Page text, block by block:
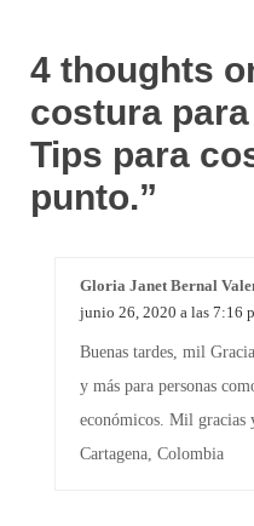
4 thoughts
costura
Tips para
punto.”
Gloria Janet Bernal
junio 26, 2020 a las 7:16
Buenas tardes, mil
y más para personas
económicos. Mil gracias
Cartagena, Colombia